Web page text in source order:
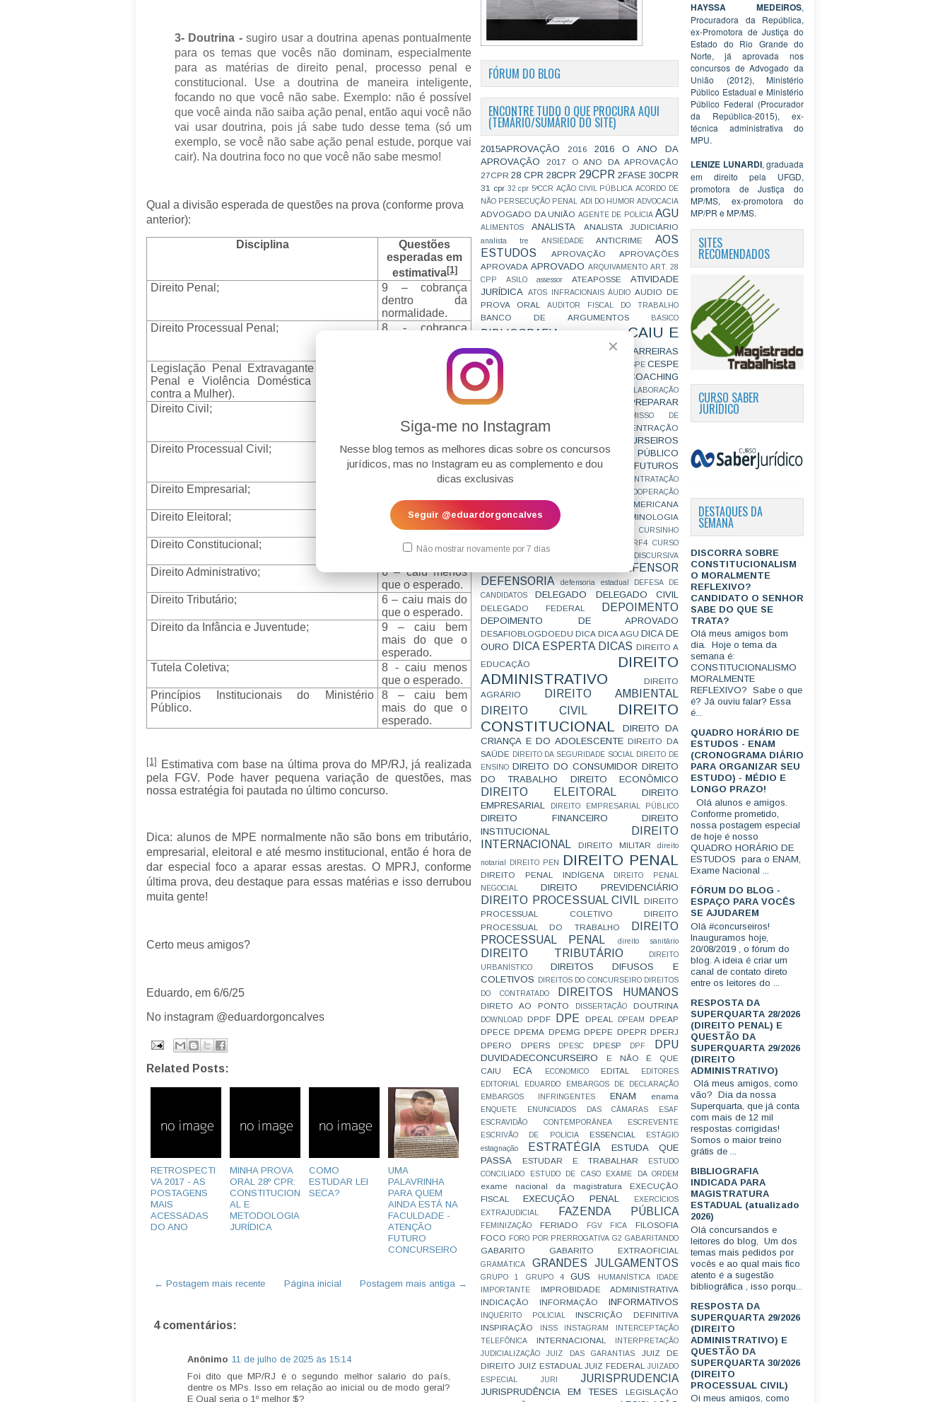
✕
Siga-me no Instagram
Nesse blog temos as melhores dicas sobre os concursos
jurídicos, mas no Instagram eu as complemento e dou
dicas exclusivas
Seguir @eduardorgoncalves
Não mostrar novamente por 7 dias
3- Doutrina -sugiro usar a doutrina apenas pontualmente
para os temas que vocês não dominam, especialmente
para as matérias de direito penal, processo penal e
constitucional. Use a doutrina de maneira inteligente,
focando no que você não sabe. Exemplo: não é possível
que você ainda não saiba ação penal, então aqui você não
vai usar doutrina, pois já sabe tudo desse tema (só um
exemplo, se você não sabe ação penal estude, porque vai
cair). Na doutrina foco no que você não sabe mesmo!
Qual a divisão esperada de questões na prova (conforme prova
anterior):
Disciplina
Questões
esperadas em
estimativa[1]
Direito Penal;
9 – cobrança
dentro da
normalidade.
Direito Processual Penal;
8 - cobrança
Legislação Penal Extravagante (Execução
Penal e Violência Doméstica e Familiar
contra a Mulher).
8 - cobrança
dentro da
normalidade.
Direito Civil;
9 - cobrança
dentro da
normalidade.
Direito Processual Civil;
8 - cobrança
dentro da
normalidade.
Direito Empresarial;
que o esperado.
Direito Eleitoral;
6 – caiu mais do
que o esperado.
Direito Constitucional;
7 – caiu menos
Direito Administrativo;
6 – caiu menos
que o esperado.
Direito Tributário;
6 – caiu mais do
que o esperado.
Direito da Infância e Juventude;
9 – caiu bem
mais do que o
esperado.
Tutela Coletiva;
8 - caiu menos
que o esperado.
Princípios Institucionais do Ministério
Público.
8 – caiu bem
mais do que o
esperado.
[1] Estimativa com base na última prova do MP/RJ, já realizada
pela FGV. Pode haver pequena variação de questões, mas
nossa estratégia foi pautada no último concurso.
Dica: alunos de MPE normalmente não são bons em tributário,
empresarial, eleitoral e até mesmo institucional, então é hora de
dar especial foco a aparar essas arestas. O MPRJ, conforme
última prova, deu destaque para essas matérias e isso derrubou
muita gente!
Certo meus amigos?
Eduardo, em 6/6/25
No instagram @eduardorgoncalves
Related Posts:
RETROSPECTI
VA 2017 - AS
POSTAGENS
MAIS
ACESSADAS
DO ANO
MINHA PROVA
ORAL 28º CPR:
CONSTITUCION
AL E
METODOLOGIA
JURÍDICA
COMO
ESTUDAR LEI
SECA?
UMA
PALAVRINHA
PARA QUEM
AINDA ESTÁ NA
FACULDADE -
ATENÇÃO
FUTURO
CONCURSEIRO
← Postagem mais recente Postagem mais antiga →
Página inicial
4 comentários:
Anônimo 11 de julho de 2025 às 15:14
Foi dito que MP/RJ é o segundo melhor salario do país,
dentre os MPs. Isso em relação ao inicial ou de modo geral?
E Qual seria o 1º melhor $?
FÓRUM DO BLOG
ENCONTRE TUDO O QUE PROCURA AQUI
(TEMÁRIO/SUMÁRIO DO SITE)
2015APROVAÇÃO 2016
2016 O ANO DA
APROVAÇÃO
2017 O ANO DA APROVAÇÃO
27CPR 28 CPR 28CPR 29CPR 2FASE 30CPR
31 cpr 32 cpr 5ªCCR AÇÃO CIVIL PÚBLICA ACORDO DE
NÃO PERSECUÇÃO PENAL
ADI DO HUMOR ADVOCACIA
ADVOGADO DA UNIÃO AGENTE DE POLÍCIA AGU
ALIMENTOS ANALISTA ANALISTA JUDICIÁRIO
analista tre ANSIEDADE ANTICRIME
AOS
ESTUDOS
APROVAÇÃO
APROVAÇÕES
APROVADA APROVADO ARQUIVAMENTO ART. 28
CPP
ASILO assessor ATEAPOSSE
ATIVIDADE
JURÍDICA
ATOS INFRACIONAIS ÁUDIO AUDIO DE
PROVA ORAL
AUDITOR FISCAL DO TRABALHO
BANCO DE ARGUMENTOS BÁSICO
BIBLIOGRAFIA
CAIU E
VAI CAIR
CARREIRAS
CARREIRAS
JURÍDICAS
CEBRASPE CESPE
CF COACHING
CÓDIGO DE TRÂNSITO BRASILEIRO
COLABORAÇÃO
COMBATE À CORRUPÇÃO
COMO SE PREPARAR
COMPROMISSO DE
AJUSTAMENTO DE CONDUTA
CONCENTRAÇÃO
CONCURSEIROS
CONCURSO
CONCURSO PÚBLICO
CONCURSOS
CONCURSOS FUTUROS
CONCURSOS NÍVEL HARD
CONTRATAÇÃO
COOPERAÇÃO
CORTE INTERAMERICANA
CPC2015
CPI
CRIMINOLOGIA
CRONOGRAMA
CTB CURSINHO
CURSO ESTUDO DE CASO - TRF4
CURSO
PARA A SUBJETIVA
CURSO PROVA DISCURSIVA
DEFENSOR
DEFENSORIA
defensoria estadual
DEFESA DE
CANDIDATOS
DELEGADO DELEGADO CIVIL
DELEGADO FEDERAL DEPOIMENTO
DEPOIMENTO DE APROVADO
DESAFIOBLOGDOEDU DICA DICA AGU DICA DE
OURO DICA ESPERTA DICAS DIREITO A
EDUCAÇÃO
DIREITO
ADMINISTRATIVO
DIREITO
AGRÁRIO
DIREITO AMBIENTAL
DIREITO CIVIL
DIREITO
CONSTITUCIONAL
DIREITO DA
CRIANÇA E DO ADOLESCENTE DIREITO DA
SAÚDE
DIREITO DA SEGURIDADE SOCIAL
DIREITO DE
ENSINO DIREITO DO CONSUMIDOR DIREITO
DO TRABALHO
DIREITO ECONÔMICO
DIREITO ELEITORAL
DIREITO
EMPRESARIAL
DIREITO EMPRESARIAL PÚBLICO
DIREITO FINANCEIRO
DIREITO
INSTITUCIONAL
DIREITO
INTERNACIONAL
DIREITO MILITAR direito
notarial DIREITO PEN DIREITO PENAL
DIREITO PENAL INDÍGENA
DIREITO PENAL
NEGOCIAL
DIREITO PREVIDENCIÁRIO
DIREITO PROCESSUAL CIVIL
DIREITO
PROCESSUAL COLETIVO
DIREITO
PROCESSUAL DO TRABALHO
DIREITO
PROCESSUAL PENAL
direito sanitário
DIREITO TRIBUTÁRIO
DIREITO
URBANÍSTICO
DIREITOS DIFUSOS E
COLETIVOS
DIREITOS DO CONCURSEIRO DIREITOS
DO CONTRATADO
DIREITOS HUMANOS
DIRETO AO PONTO DISSERTAÇÃO DOUTRINA
DOWNLOAD DPDF DPE DPEAL DPEAM
DPEAP
DPECE DPEMA DPEMG DPEPE DPEPR DPERJ
DPERO
DPERS DPESC DPESP DPF DPU
DUVIDADECONCURSEIRO
E NÃO É QUE
CAIU
ECA ECONOMICO EDITAL
EDITORES
EDITORIAL
EDUARDO
EMBARGOS DE DECLARAÇÃO
EMBARGOS INFRINGENTES
ENAM enama
ENQUETE ENUNCIADOS DAS CÂMARAS
ESAF
ESCRAVIDÃO CONTEMPORÂNEA
ESCREVENTE
ESCRIVÃO DE POLÍCIA
ESSENCIAL
ESTÁGIO
estagnação
ESTRATÉGIA
ESTUDA QUE
PASSA
ESTUDAR E TRABALHAR
ESTUDO
CONCILIADO
ESTUDO DE CASO EXAME DA ORDEM
exame nacional da magistratura
EXECUÇÃO
FISCAL
EXECUÇÃO PENAL
EXERCÍCIOS
EXTRAJUDICIAL
FAZENDA PÚBLICA
FEMINIZAÇÃO FERIADO FGV FICA
FILOSOFIA
FOCO
FORO POR PRERROGATIVA G2 GABARITANDO
GABARITO GABARITO EXTRAOFICIAL
GRAMÁTICA GRANDES JULGAMENTOS
GRUPO 1 GRUPO 4 GUS HUMANÍSTICA
IDADE
IMPORTANTE
IMPROBIDADE ADMINISTRATIVA
INDICAÇÃO
INFORMAÇÃO INFORMATIVOS
INQUÉRITO POLICIAL
INSCRIÇÃO DEFINITIVA
INSPIRAÇÃO
INSS INSTAGRAM
INTERCEPTAÇÃO
TELEFÔNICA
INTERNACIONAL
INTERPRETAÇÃO
JUDICIALIZAÇÃO
JUIZ DAS GARANTIAS
JUIZ DE
DIREITO JUIZ ESTADUAL JUIZ FEDERAL
JUIZADO
ESPECIAL
JURI JURISPRUDENCIA
JURISPRUDÊNCIA EM TESES
LEGISLAÇÃO
HAYSSA MEDEIROS,
Procuradora da República,
ex-Promotora de Justiça do
Estado do Rio Grande do
Norte, já aprovada nos
concursos de Advogado da
União (2012), Ministério
Público Estadual e Ministério
Público Federal (Procurador
da República-2015), ex-
técnica administrativa do
MPU.
LENIZE LUNARDI, graduada
em direito pela UFGD,
promotora de Justiça do
MP/MS, ex-promotora do
MP/PR e MP/MS.
SITES
RECOMENDADOS
CURSO SABER
JURÍDICO
DESTAQUES DA
SEMANA
DISCORRA SOBRE
CONSTITUCIONALISM
O MORALMENTE
REFLEXIVO?
CANDIDATO O SENHOR
SABE DO QUE SE
TRATA?
Olá meus amigos bom
dia. Hoje o tema da
semana é:
CONSTITUCIONALISMO
MORALMENTE
REFLEXIVO? Sabe o que
é? Já ouviu falar? Essa
é...
QUADRO HORÁRIO DE
ESTUDOS - ENAM
(CRONOGRAMA DIÁRIO
PARA ORGANIZAR SEU
ESTUDO) - MÉDIO E
LONGO PRAZO!
Olá alunos e amigos.
Conforme prometido,
nossa postagem especial
de hoje é nosso
QUADRO HORÁRIO DE
ESTUDOS para o ENAM,
Exame Nacional ...
FÓRUM DO BLOG -
ESPAÇO PARA VOCÊS
SE AJUDAREM
Olá #concurseiros!
Inauguramos hoje,
20/08/2019 , o fórum do
blog. A ideia é criar um
canal de contato direto
entre os leitores do ...
RESPOSTA DA
SUPERQUARTA 28/2026
(DIREITO PENAL) E
QUESTÃO DA
SUPERQUARTA 29/2026
(DIREITO
ADMINISTRATIVO)
Olá meus amigos, como
vão? Dia da nossa
Superquarta, que já conta
com mais de 12 mil
respostas corrigidas!
Somos o maior treino
grátis de ...
BIBLIOGRAFIA
INDICADA PARA
MAGISTRATURA
ESTADUAL (atualizado
2026)
Olá concursandos e
leitores do blog, Um dos
temas mais pedidos por
vocês e ao qual mais fico
atento é a sugestão
bibliográfica , isso porqu...
RESPOSTA DA
SUPERQUARTA 29/2026
(DIREITO
ADMINISTRATIVO) E
QUESTÃO DA
SUPERQUARTA 30/2026
(DIREITO
PROCESSUAL CIVIL)
Oi meus amigos, como